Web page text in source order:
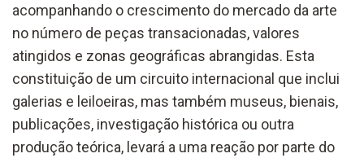
acompanhando o crescimento do mercado da arte
no número de peças transacionadas, valores
atingidos e zonas geográficas abrangidas. Esta
constituição de um circuito internacional que inclui
galerias e leiloeiras, mas também museus, bienais,
publicações, investigação histórica ou outra
produção teórica, levará a uma reação por parte do